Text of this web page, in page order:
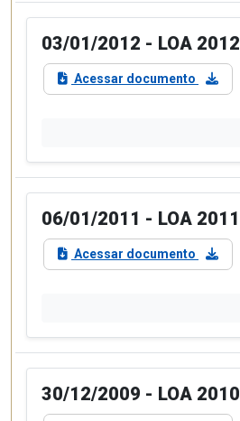
03/01/2012 - LOA 2012
Acessar documento
06/01/2011 - LOA 2011
Acessar documento
30/12/2009 - LOA 2010